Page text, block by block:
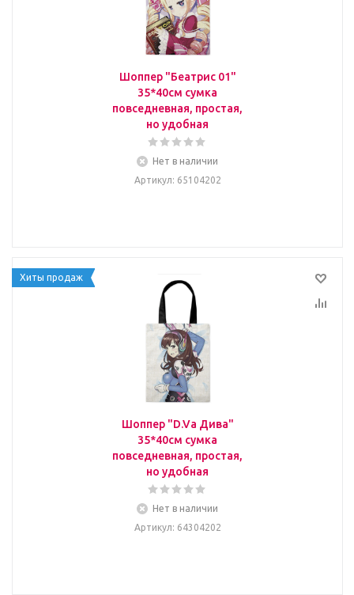
Шоппер "Беатрис 01"
35*40см сумка
повседневная, простая,
но удобная
Нет в наличии
Артикул: 65104202
Хиты продаж
Шоппер "D.Va Дива"
35*40см сумка
повседневная, простая,
но удобная
Нет в наличии
Артикул: 64304202